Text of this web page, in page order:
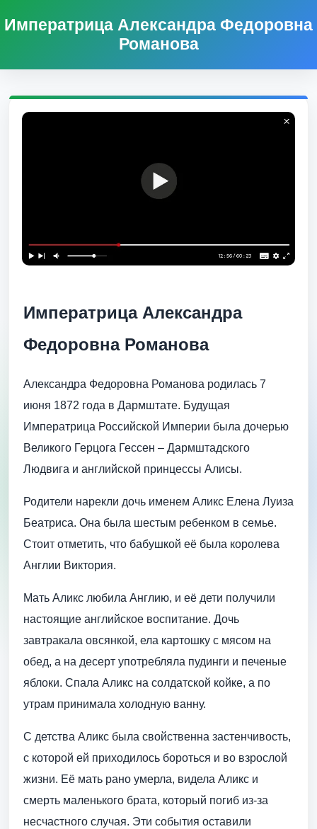
Императрица Александра Федоровна
Романова
Императрица Александра
Федоровна Романова
Александра Федоровна Романова родилась 7
июня 1872 года в Дармштате. Будущая
Императрица Российской Империи была дочерью
Великого Герцога Гессен – Дармштадского
Людвига и английской принцессы Алисы.
Родители нарекли дочь именем Аликс Елена Луиза
Беатриса. Она была шестым ребенком в семье.
Стоит отметить, что бабушкой её была королева
Англии Виктория.
Мать Аликс любила Англию, и её дети получили
настоящие английское воспитание. Дочь
завтракала овсянкой, ела картошку с мясом на
обед, а на десерт употребляла пудинги и печеные
яблоки. Спала Аликс на солдатской койке, а по
утрам принимала холодную ванну.
С детства Аликс была свойственна застенчивость,
с которой ей приходилось бороться и во взрослой
жизни. Её мать рано умерла, видела Аликс и
смерть маленького брата, который погиб из-за
несчастного случая. Эти события оставили